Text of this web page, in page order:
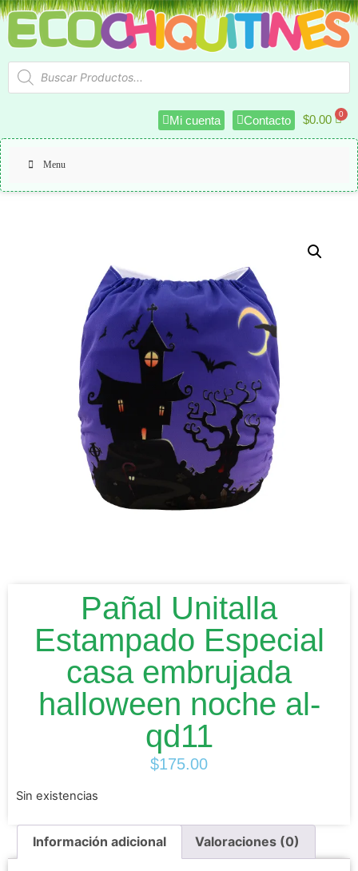
Mi cuenta Contacto $0.00
Menu
Pañal Unitalla
Estampado Especial
casa embrujada
halloween noche al-
qd11
$175.00
Sin existencias
Información adicional Valoraciones (0)